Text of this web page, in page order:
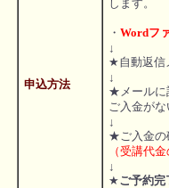
申込方法
します。
・ Wordフ
↓
★自動返信
↓
★メールに
ご入金が
↓
★ご入金の
（受講代
↓
★ご予約